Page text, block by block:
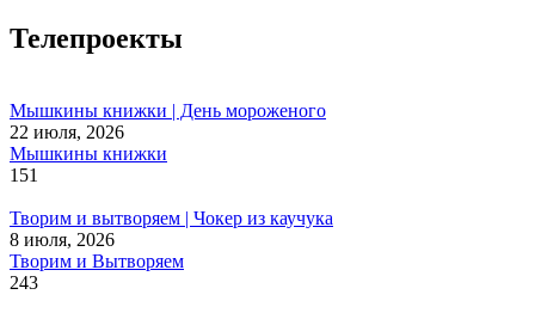
Телепроекты
Мышкины книжки | День мороженого
22 июля, 2026
Мышкины книжки
151
Творим и вытворяем | Чокер из каучука
8 июля, 2026
Творим и Вытворяем
243